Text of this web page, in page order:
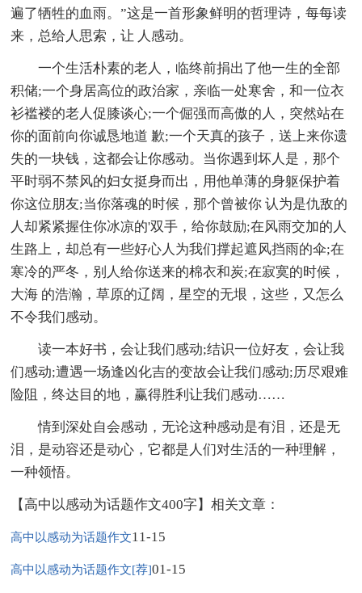
遍了牺牲的血雨。”这是一首形象鲜明的哲理诗，每每读
来，总给人思索，让 人感动。
一个生活朴素的老人，临终前捐出了他一生的全部
积储;一个身居高位的政治家，亲临一处寒舍，和一位衣
衫褴褛的老人促膝谈心;一个倔强而高傲的人，突然站在
你的面前向你诚恳地道 歉;一个天真的孩子，送上来你遗
失的一块钱，这都会让你感动。当你遇到坏人是，那个
平时弱不禁风的妇女挺身而出，用他单薄的身躯保护着
你这位朋友;当你落魂的时候，那个曾被你 认为是仇敌的
人却紧紧握住你冰凉的'双手，给你鼓励;在风雨交加的人
生路上，却总有一些好心人为我们撑起遮风挡雨的伞;在
寒冷的严冬，别人给你送来的棉衣和炭;在寂寞的时候，
大海 的浩瀚，草原的辽阔，星空的无垠，这些，又怎么
不令我们感动。
读一本好书，会让我们感动;结识一位好友，会让我
们感动;遭遇一场逢凶化吉的变故会让我们感动;历尽艰难
险阻，终达目的地，赢得胜利让我们感动……
情到深处自会感动，无论这种感动是有泪，还是无
泪，是动容还是动心，它都是人们对生活的一种理解，
一种领悟。
【高中以感动为话题作文400字】相关文章：
高中以感动为话题作文11-15
高中以感动为话题作文[荐]01-15